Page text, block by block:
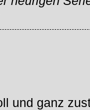
und ganz